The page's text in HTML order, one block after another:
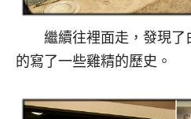
繼續往裡面走，發現了
的寫了一些雞精的歷史。